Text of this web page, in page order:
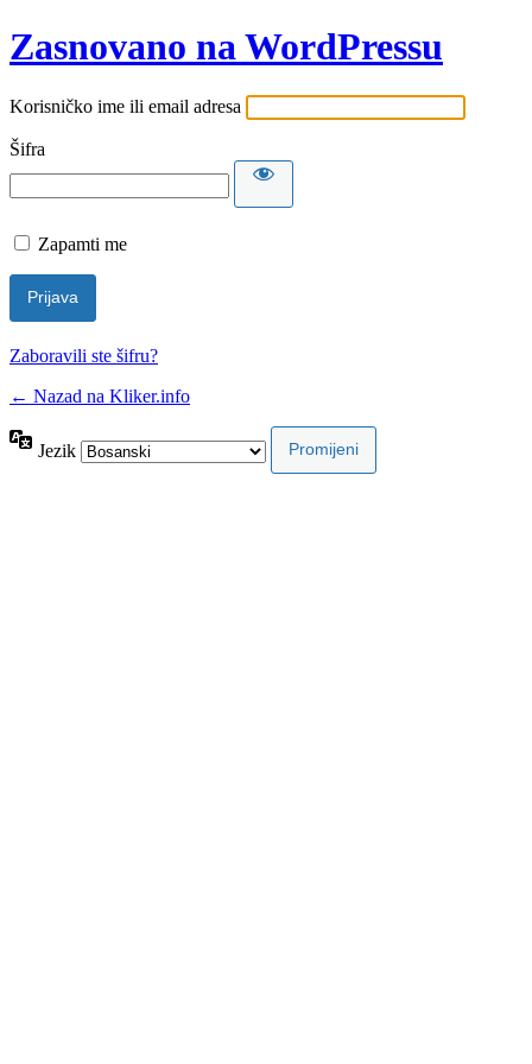
Zasnovano na WordPressu
Korisničko ime ili email adresa
Šifra
Zapamti me
Zaboravili ste šifru?
← Nazad na Kliker.info
Jezik